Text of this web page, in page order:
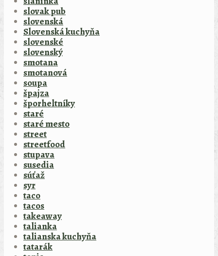
slovak pub
slovenská
Slovenská kuchyňa
slovenské
slovenský
smotana
smotanová
soupa
špajza
šporheltníky
staré
staré mesto
street
streetfood
stupava
susedia
súťaž
syr
taco
tacos
takeaway
talianka
talianska kuchyňa
tatarák